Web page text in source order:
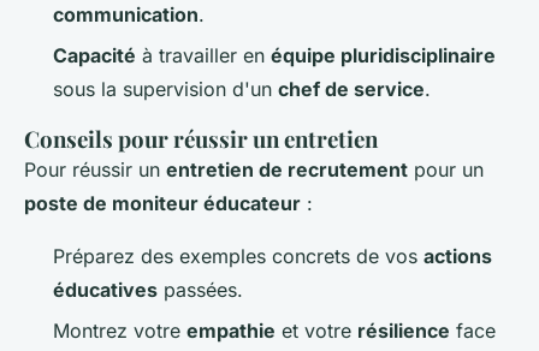
communication.
Capacité à travailler en équipe pluridisciplinaire
sous la supervision d'un chef de service.
Conseils pour réussir un entretien
Pour réussir un entretien de recrutement pour un
poste de moniteur éducateur :
Préparez des exemples concrets de vos actions
éducatives passées.
Montrez votre empathie et votre résilience face